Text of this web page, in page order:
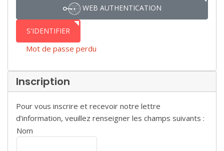
WEB AUTHENTICATION
S'IDENTIFIER
Mot de passe perdu
Inscription
Pour vous inscrire et recevoir notre lettre
d’information, veuillez renseigner les champs suivants :
Nom